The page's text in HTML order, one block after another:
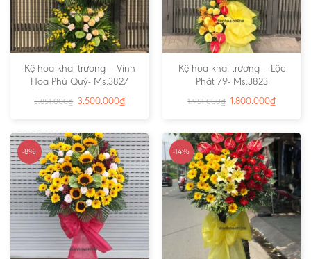
Kệ hoa khai trương – Vinh
Hoa Phú Quý- Ms:3827
3.851.000₫ 3.500.000₫
Kệ hoa khai trương – Lộc
Phát 79- Ms:3823
1.951.000₫ 1.800.000₫
-8% -14%